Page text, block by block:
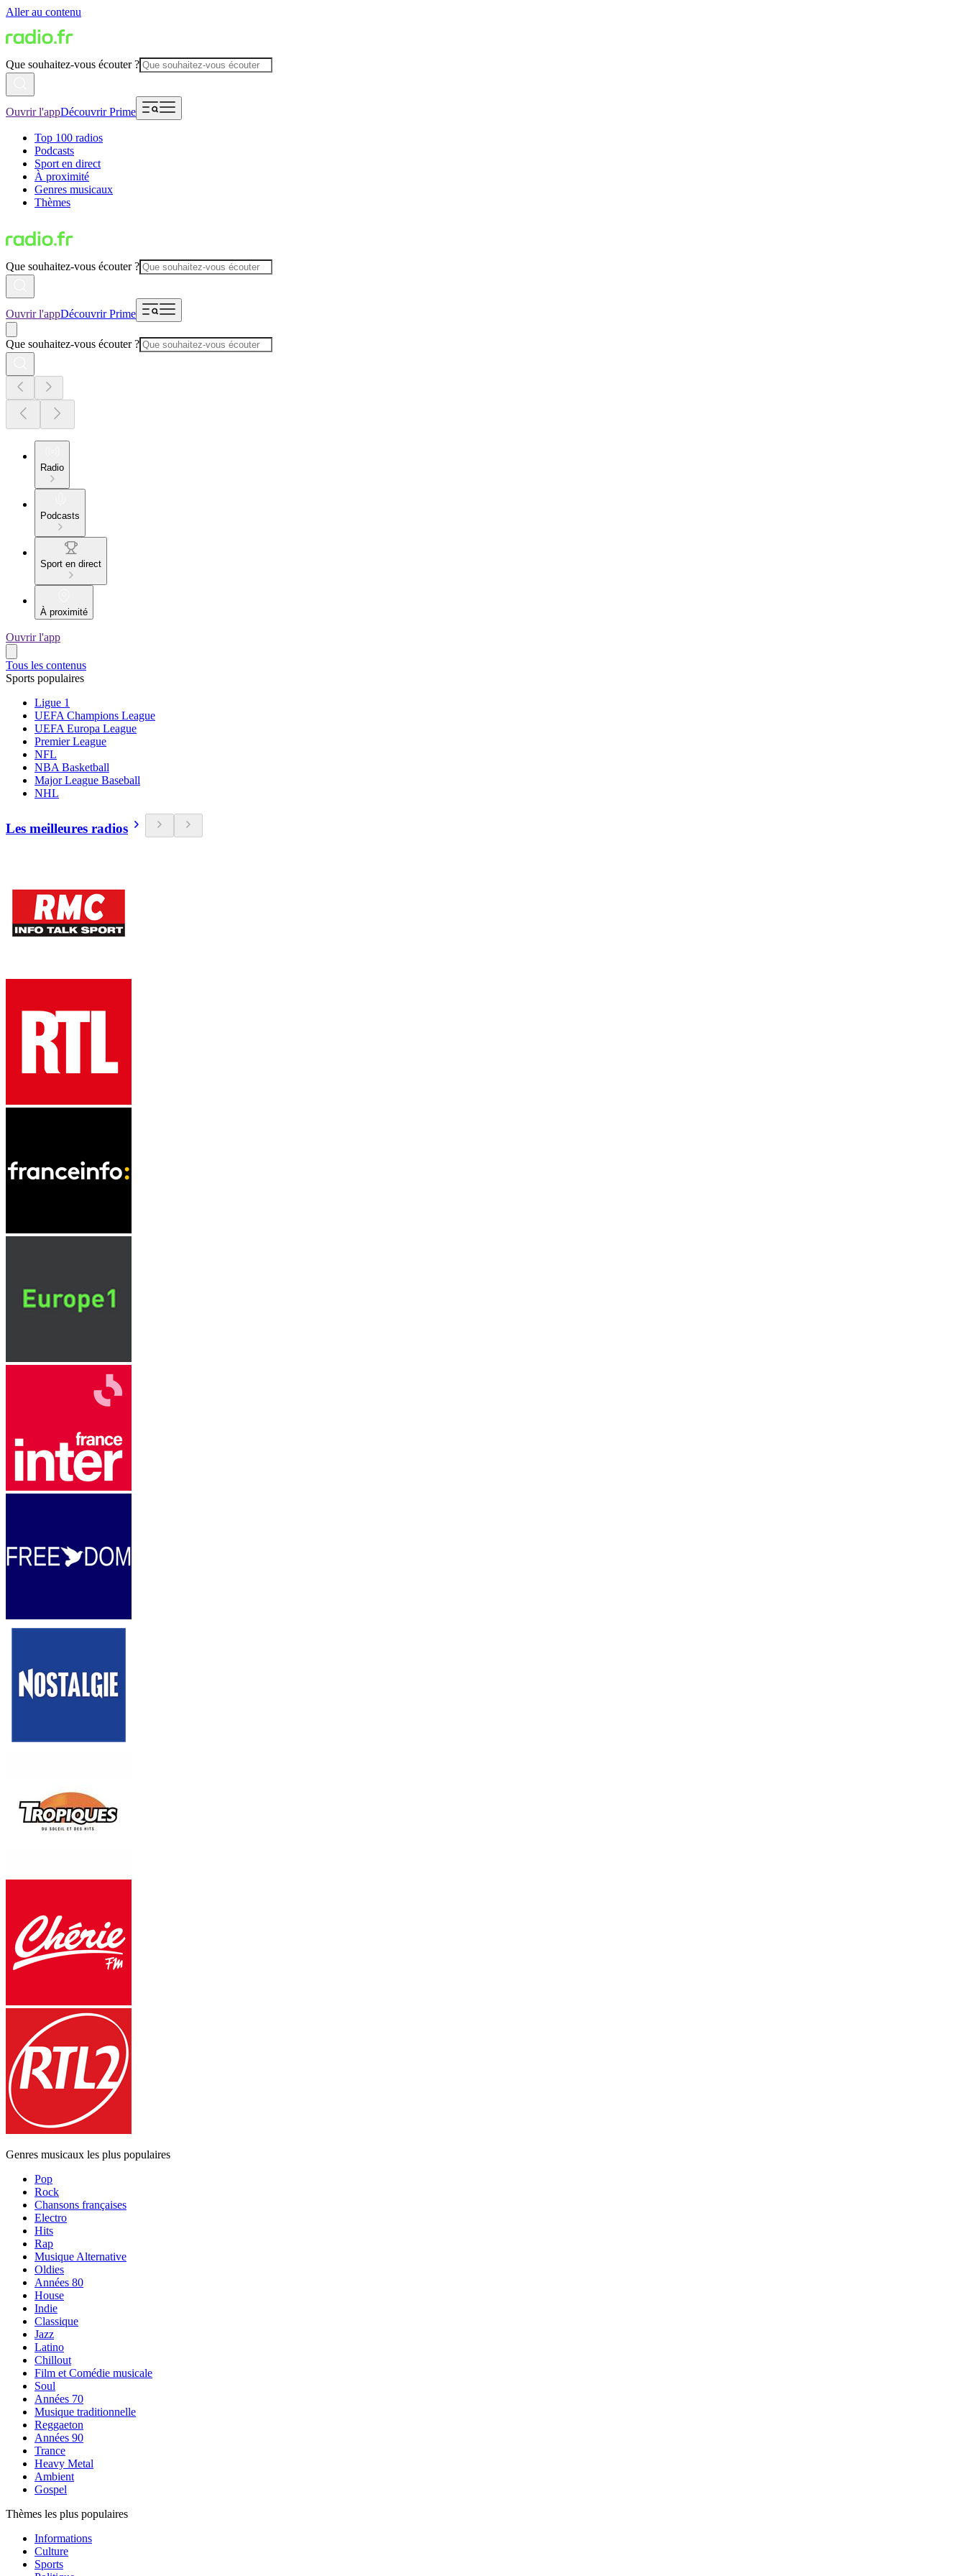
Aller au contenu
Que souhaitez-vous écouter ?
Ouvrir l'appDécouvrir Prime
Top 100 radios
Podcasts
Sport en direct
À proximité
Genres musicaux
Thèmes
Que souhaitez-vous écouter ?
Ouvrir l'appDécouvrir Prime
Que souhaitez-vous écouter ?
Radio
Podcasts
Sport en direct
À proximité
Ouvrir l'app
Tous les contenus
Sports populaires
Ligue 1
UEFA Champions League
UEFA Europa League
Premier League
NFL
NBA Basketball
Major League Baseball
NHL
Les meilleures radios
Genres musicaux les plus populaires
Pop
Rock
Chansons françaises
Electro
Hits
Rap
Musique Alternative
Oldies
Années 80
House
Indie
Classique
Jazz
Latino
Chillout
Film et Comédie musicale
Soul
Années 70
Musique traditionnelle
Reggaeton
Années 90
Trance
Heavy Metal
Ambient
Gospel
Thèmes les plus populaires
Informations
Culture
Sports